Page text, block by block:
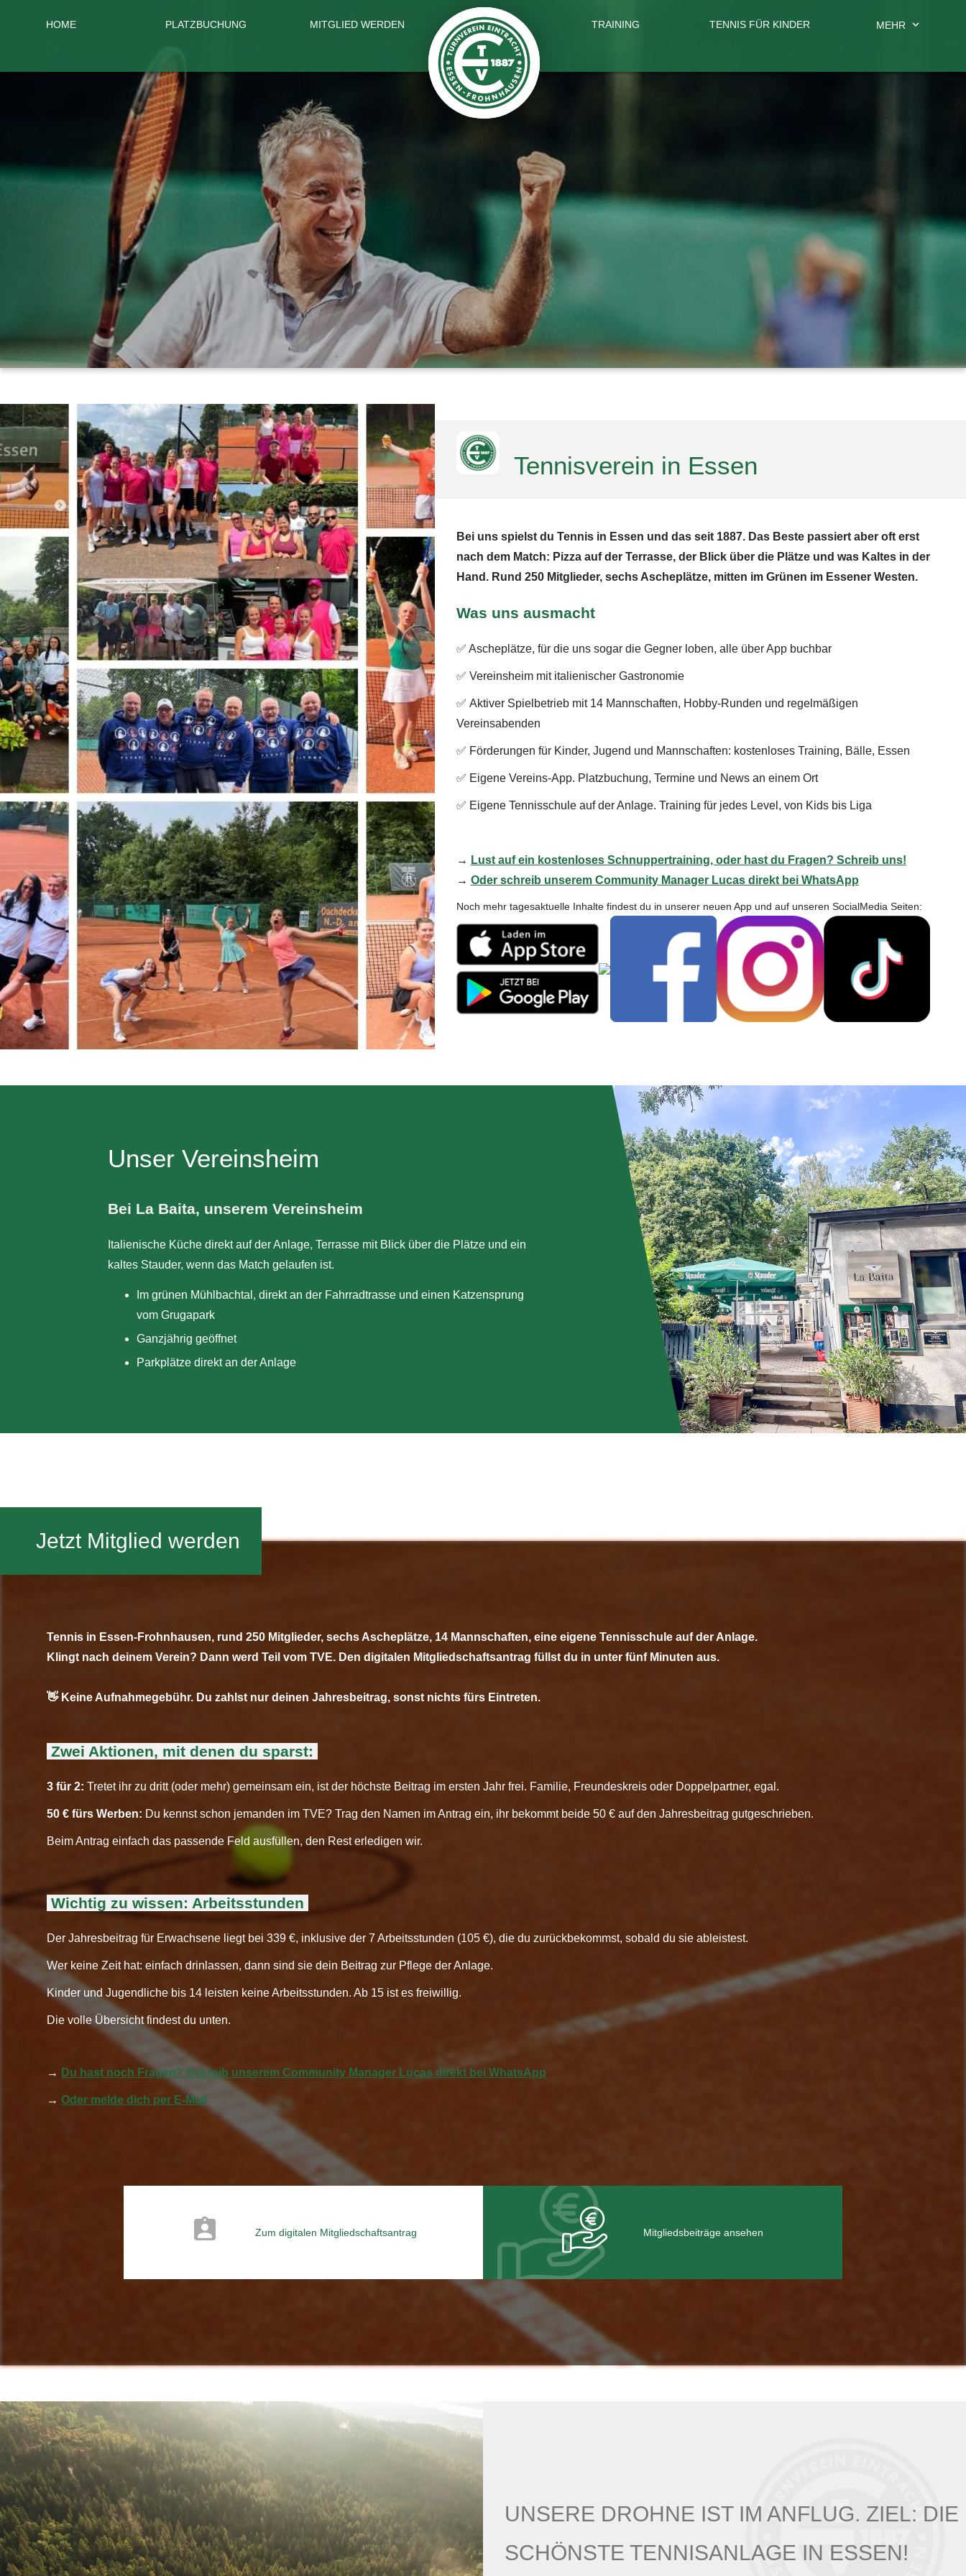
HOME PLATZBUCHUNG MITGLIED WERDEN TRAINING TENNIS FÜR KINDER MEHR expand_more
Tennisverein in Essen
Bei uns spielst du Tennis in Essen und das seit 1887. Das Beste passiert aber oft erst
nach dem Match: Pizza auf der Terrasse, der Blick über die Plätze und was Kaltes in der
Hand. Rund 250 Mitglieder, sechs Ascheplätze, mitten im Grünen im Essener Westen.
Was uns ausmacht
✅ Ascheplätze, für die uns sogar die Gegner loben, alle über App buchbar
✅ Vereinsheim mit italienischer Gastronomie
✅ Aktiver Spielbetrieb mit 14 Mannschaften, Hobby-Runden und regelmäßigen
Vereinsabenden
✅ Förderungen für Kinder, Jugend und Mannschaften: kostenloses Training, Bälle, Essen
✅ Eigene Vereins-App. Platzbuchung, Termine und News an einem Ort
✅ Eigene Tennisschule auf der Anlage. Training für jedes Level, von Kids bis Liga
→ Lust auf ein kostenloses Schnuppertraining, oder hast du Fragen? Schreib uns!
→ Oder schreib unserem Community Manager Lucas direkt bei WhatsApp
Noch mehr tagesaktuelle Inhalte findest du in unserer neuen App und auf unseren SocialMedia Seiten:
Unser Vereinsheim
Bei La Baita, unserem Vereinsheim
Italienische Küche direkt auf der Anlage, Terrasse mit Blick über die Plätze und ein
kaltes Stauder, wenn das Match gelaufen ist.
Im grünen Mühlbachtal, direkt an der Fahrradtrasse und einen Katzensprung
vom Grugapark
Ganzjährig geöffnet
Parkplätze direkt an der Anlage
Jetzt Mitglied werden
Tennis in Essen-Frohnhausen, rund 250 Mitglieder, sechs Ascheplätze, 14 Mannschaften, eine eigene Tennisschule auf der Anlage.
Klingt nach deinem Verein? Dann werd Teil vom TVE. Den digitalen Mitgliedschaftsantrag füllst du in unter fünf Minuten aus.
👋 Keine Aufnahmegebühr. Du zahlst nur deinen Jahresbeitrag, sonst nichts fürs Eintreten.
Zwei Aktionen, mit denen du sparst:
3 für 2: Tretet ihr zu dritt (oder mehr) gemeinsam ein, ist der höchste Beitrag im ersten Jahr frei. Familie, Freundeskreis oder Doppelpartner, egal.
50 € fürs Werben: Du kennst schon jemanden im TVE? Trag den Namen im Antrag ein, ihr bekommt beide 50 € auf den Jahresbeitrag gutgeschrieben.
Beim Antrag einfach das passende Feld ausfüllen, den Rest erledigen wir.
Wichtig zu wissen: Arbeitsstunden
Der Jahresbeitrag für Erwachsene liegt bei 339 €, inklusive der 7 Arbeitsstunden (105 €), die du zurückbekommst, sobald du sie ableistest.
Wer keine Zeit hat: einfach drinlassen, dann sind sie dein Beitrag zur Pflege der Anlage.
Kinder und Jugendliche bis 14 leisten keine Arbeitsstunden. Ab 15 ist es freiwillig.
Die volle Übersicht findest du unten.
→ Du hast noch Fragen? Schreib unserem Community Manager Lucas direkt bei WhatsApp
→ Oder melde dich per E-Mail
Zum digitalen Mitgliedschaftsantrag Mitgliedsbeiträge ansehen
UNSERE DROHNE IST IM ANFLUG. ZIEL: DIE
SCHÖNSTE TENNISANLAGE IN ESSEN!